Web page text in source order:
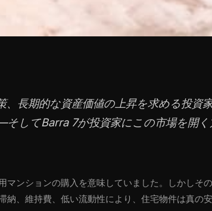
、長期的な資産価値の上昇を求める投資
してBarra 7が投資家にこの市場を開く
マンションの購入を意味していました。しかしそ
納、維持費、低い流動性により、住宅物件は真の